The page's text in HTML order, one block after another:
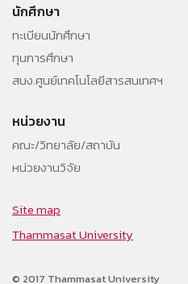
นักศึกษา
ทะเบียนนักศึกษา
ทุนการศึกษา
สนง.ศูนย์เทคโนโลยีสารสนเทศฯ
หน่วยงาน
คณะ/วิทยาลัย/สถาบัน
หน่วยงานวิจัย
Site map
Thammasat University
© 2017 Thammasat University